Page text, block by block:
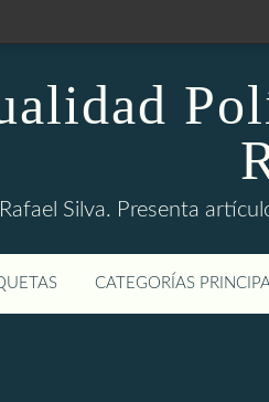
Silva. Presenta
CATEGORÍAS